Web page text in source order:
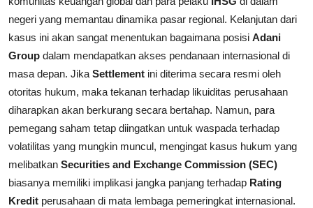
negeri yang memantau dinamika pasar regional. Kelanjutan dari
kasus ini akan sangat menentukan bagaimana posisi Adani
Group dalam mendapatkan akses pendanaan internasional di
masa depan. Jika Settlement ini diterima secara resmi oleh
otoritas hukum, maka tekanan terhadap likuiditas perusahaan
diharapkan akan berkurang secara bertahap. Namun, para
pemegang saham tetap diingatkan untuk waspada terhadap
volatilitas yang mungkin muncul, mengingat kasus hukum yang
melibatkan Securities and Exchange Commission (SEC)
biasanya memiliki implikasi jangka panjang terhadap Rating
Kredit perusahaan di mata lembaga pemeringkat internasional.